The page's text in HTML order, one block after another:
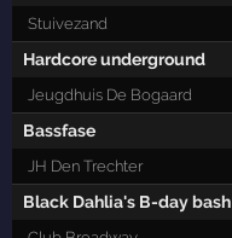
Stuivezand
Hardcore underground
Jeugdhuis De Bogaard
Bassfase
JH Den Trechter
Black Dahlia's B-day bash